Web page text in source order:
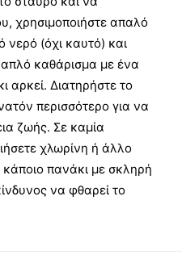
χρησιμοποιήστε απαλό
νερό (όχι καυτό) και
καθάρισμα με ένα
αρκεί. Διατηρήστε το
περισσότερο για να
ζωής. Σε καμία
χλωρίνη ή άλλο
πανάκι με σκληρή
να φθαρεί το